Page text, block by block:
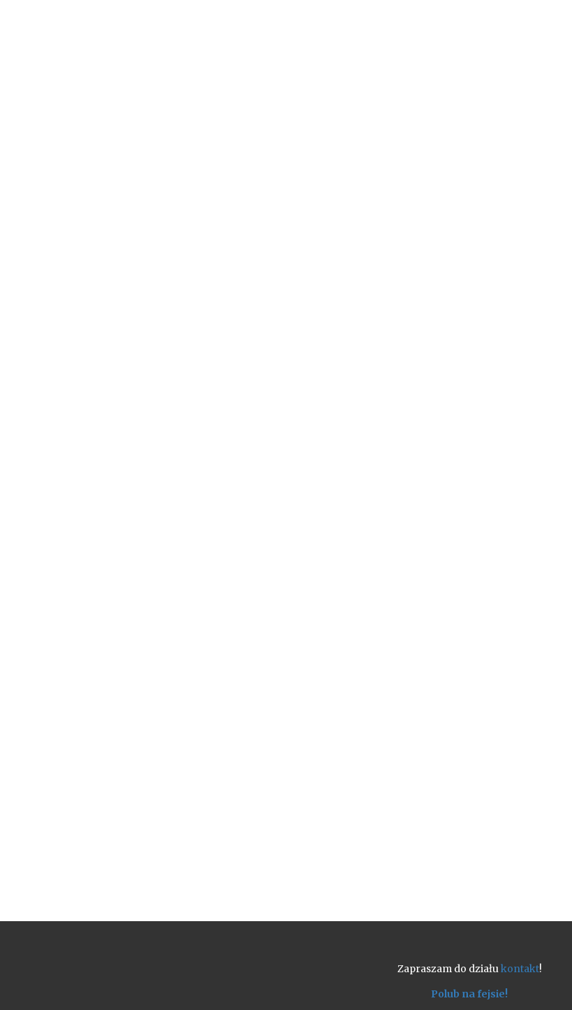
Zapraszam do działukontakt!
Polub na fejsie!